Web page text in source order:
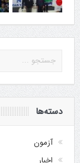
دسته‌ها
آزمون
اخبار